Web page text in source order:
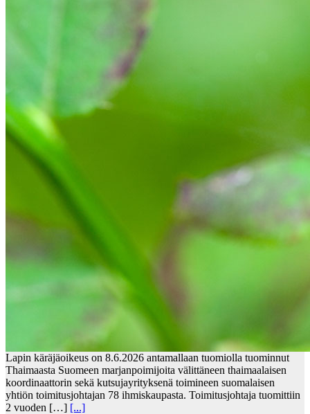
Lapin käräjäoikeus on 8.6.2026 antamallaan tuomiolla tuominnut
Thaimaasta Suomeen marjanpoimijoita välittäneen thaimaalaisen
koordinaattorin sekä kutsujayrityksenä toimineen suomalaisen
yhtiön toimitusjohtajan 78 ihmiskaupasta. Toimitusjohtaja tuomittiin
2 vuoden […] [...]